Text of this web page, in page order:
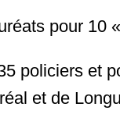
pour 10
policiers et
et de